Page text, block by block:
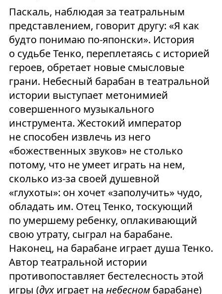
Паскаль, наблюдая за театральным
представлением, говорит другу: «Я как
будто понимаю по-японски». История
о судьбе Тенко, переплетаясь с историей
героев, обретает новые смысловые
грани. Небесный барабан в театральной
истории выступает метонимией
совершенного музыкального
инструмента. Жестокий император
не способен извлечь из него
«божественных звуков» не столько
потому, что не умеет играть на нем,
сколько из-за своей душевной
«глухоты»: он хочет «заполучить» чудо,
обладать им. Отец Тенко, тоскующий
по умершему ребенку, оплакивающий
свою утрату, сыграл на барабане.
Наконец, на барабане играет душа Тенко.
Автор театральной истории
противопоставляет бестелесность этой
игры (духиграет на небесномбарабане)